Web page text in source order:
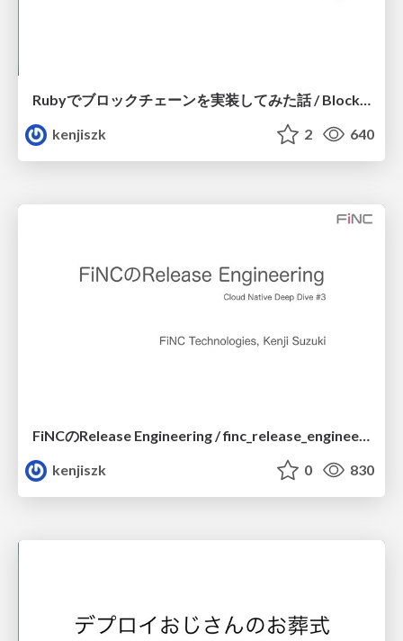
Rubyでブロックチェーンを実装してみた話 / Blockchain by Ruby
kenjiszk
2 640
FiNCのRelease Engineering / finc_release_engineering
kenjiszk
0 830